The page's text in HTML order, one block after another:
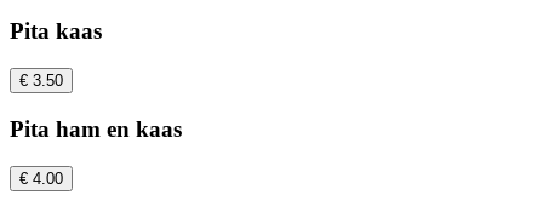
Pita kaas
€ 3.50
Pita ham en kaas
€ 4.00